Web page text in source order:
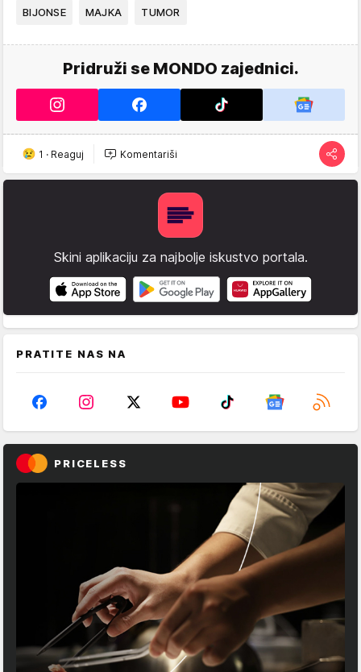
BIJONSE MAJKA TUMOR
Pridruži se MONDO zajednici.
1 · Reaguj Komentariši
Skini aplikaciju za najbolje iskustvo portala.
PRATITE NAS NA
PRICELESS